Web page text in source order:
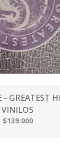
- GREATEST
VINILOS
$139.000